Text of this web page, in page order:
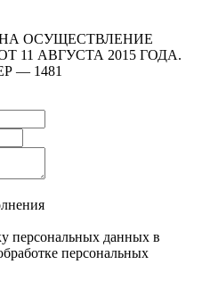
ОСУЩЕСТВЛЕНИЕ
11 АВГУСТА 2015 ГОДА.
— 1481
персональных данных в
персональных